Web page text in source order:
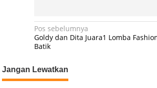
N
a
i
Pos sebelumnya
Goldy dan Dita Juara1 Lomba
Batik
Jangan Lewatkan